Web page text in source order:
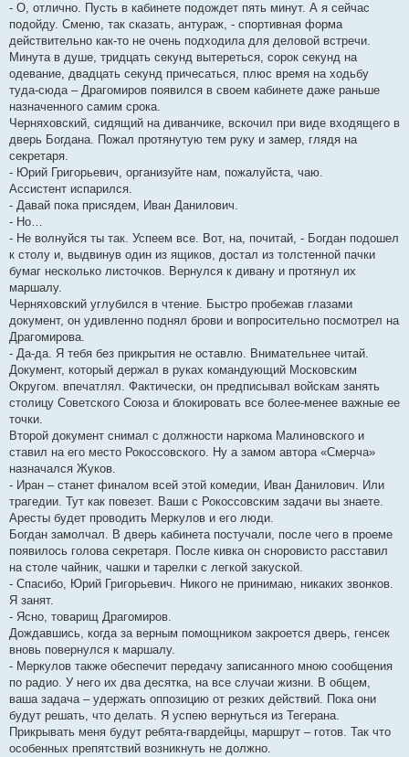
- О, отлично. Пусть в кабинете подождет пять минут. А я сейчас
подойду. Сменю, так сказать, антураж, - спортивная форма
действительно как-то не очень подходила для деловой встречи.
Минута в душе, тридцать секунд вытереться, сорок секунд на
одевание, двадцать секунд причесаться, плюс время на ходьбу
туда-сюда – Драгомиров появился в своем кабинете даже раньше
назначенного самим срока.
Черняховский, сидящий на диванчике, вскочил при виде входящего в
дверь Богдана. Пожал протянутую тем руку и замер, глядя на
секретаря.
- Юрий Григорьевич, организуйте нам, пожалуйста, чаю.
Ассистент испарился.
- Давай пока присядем, Иван Данилович.
- Но…
- Не волнуйся ты так. Успеем все. Вот, на, почитай, - Богдан подошел
к столу и, выдвинув один из ящиков, достал из толстенной пачки
бумаг несколько листочков. Вернулся к дивану и протянул их
маршалу.
Черняховский углубился в чтение. Быстро пробежав глазами
документ, он удивленно поднял брови и вопросительно посмотрел на
Драгомирова.
- Да-да. Я тебя без прикрытия не оставлю. Внимательнее читай.
Документ, который держал в руках командующий Московским
Округом. впечатлял. Фактически, он предписывал войскам занять
столицу Советского Союза и блокировать все более-менее важные ее
точки.
Второй документ снимал с должности наркома Малиновского и
ставил на его место Рокоссовского. Ну а замом автора «Смерча»
назначался Жуков.
- Иран – станет финалом всей этой комедии, Иван Данилович. Или
трагедии. Тут как повезет. Ваши с Рокоссовским задачи вы знаете.
Аресты будет проводить Меркулов и его люди.
Богдан замолчал. В дверь кабинета постучали, после чего в проеме
появилось голова секретаря. После кивка он сноровисто расставил
на столе чайник, чашки и тарелки с легкой закуской.
- Спасибо, Юрий Григорьевич. Никого не принимаю, никаких звонков.
Я занят.
- Ясно, товарищ Драгомиров.
Дождавшись, когда за верным помощником закроется дверь, генсек
вновь повернулся к маршалу.
- Меркулов также обеспечит передачу записанного мною сообщения
по радио. У него их два десятка, на все случаи жизни. В общем,
ваша задача – удержать оппозицию от резких действий. Пока они
будут решать, что делать. Я успею вернуться из Тегерана.
Прикрывать меня будут ребята-гвардейцы, маршрут – готов. Так что
особенных препятствий возникнуть не должно.